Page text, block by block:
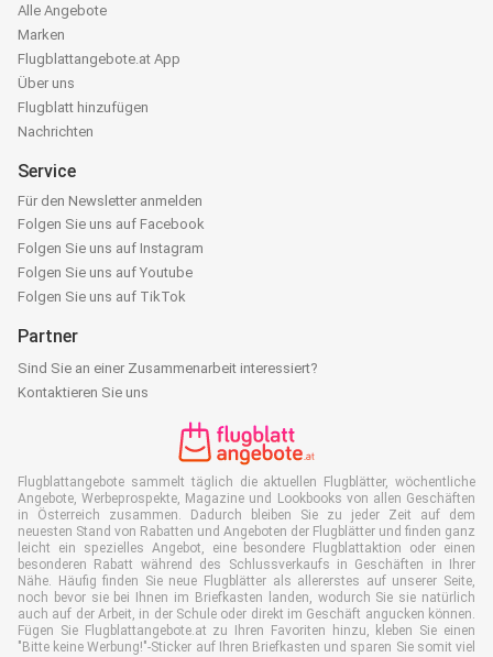
Alle Angebote
Marken
Flugblattangebote.at App
Über uns
Flugblatt hinzufügen
Nachrichten
Service
Für den Newsletter anmelden
Folgen Sie uns auf Facebook
Folgen Sie uns auf Instagram
Folgen Sie uns auf Youtube
Folgen Sie uns auf TikTok
Partner
Sind Sie an einer Zusammenarbeit interessiert?
Kontaktieren Sie uns
Flugblattangebote sammelt täglich die aktuellen Flugblätter, wöchentliche
Angebote, Werbeprospekte, Magazine und Lookbooks von allen Geschäften
in Österreich zusammen. Dadurch bleiben Sie zu jeder Zeit auf dem
neuesten Stand von Rabatten und Angeboten der Flugblätter und finden ganz
leicht ein spezielles Angebot, eine besondere Flugblattaktion oder einen
besonderen Rabatt während des Schlussverkaufs in Geschäften in Ihrer
Nähe. Häufig finden Sie neue Flugblätter als allererstes auf unserer Seite,
noch bevor sie bei Ihnen im Briefkasten landen, wodurch Sie sie natürlich
auch auf der Arbeit, in der Schule oder direkt im Geschäft angucken können.
Fügen Sie Flugblattangebote.at zu Ihren Favoriten hinzu, kleben Sie einen
"Bitte keine Werbung!"-Sticker auf Ihren Briefkasten und sparen Sie somit viel